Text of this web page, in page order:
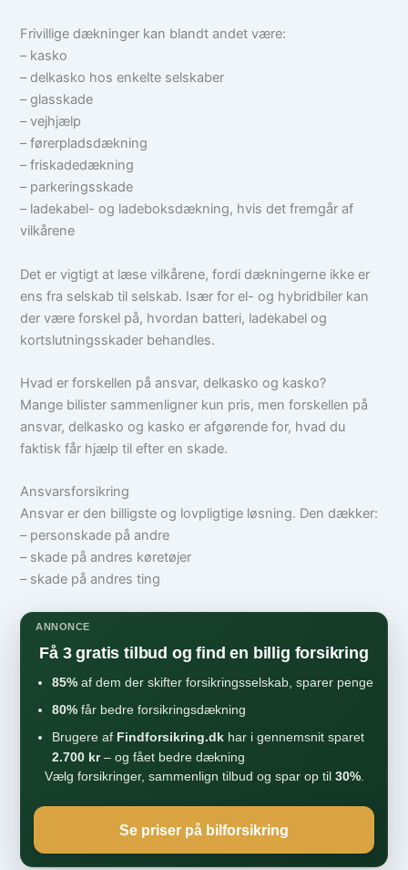
Frivillige dækninger kan blandt andet være:
– kasko
– delkasko hos enkelte selskaber
– glasskade
– vejhjælp
– førerpladsdækning
– friskadedækning
– parkeringsskade
– ladekabel- og ladeboksdækning, hvis det fremgår af
vilkårene
Det er vigtigt at læse vilkårene, fordi dækningerne ikke er
ens fra selskab til selskab. Især for el- og hybridbiler kan
der være forskel på, hvordan batteri, ladekabel og
kortslutningsskader behandles.
Hvad er forskellen på ansvar, delkasko og kasko?
Mange bilister sammenligner kun pris, men forskellen på
ansvar, delkasko og kasko er afgørende for, hvad du
faktisk får hjælp til efter en skade.
Ansvarsforsikring
Ansvar er den billigste og lovpligtige løsning. Den dækker:
– personskade på andre
– skade på andres køretøjer
– skade på andres ting
ANNONCE
Få 3 gratis tilbud og find en billig forsikring
85% af dem der skifter forsikringsselskab, sparer penge
80% får bedre forsikringsdækning
Brugere af Findforsikring.dk har i gennemsnit sparet
2.700 kr– og fået bedre dækning
Vælg forsikringer, sammenlign tilbud og spar op til 30%.
Se priser på bilforsikring